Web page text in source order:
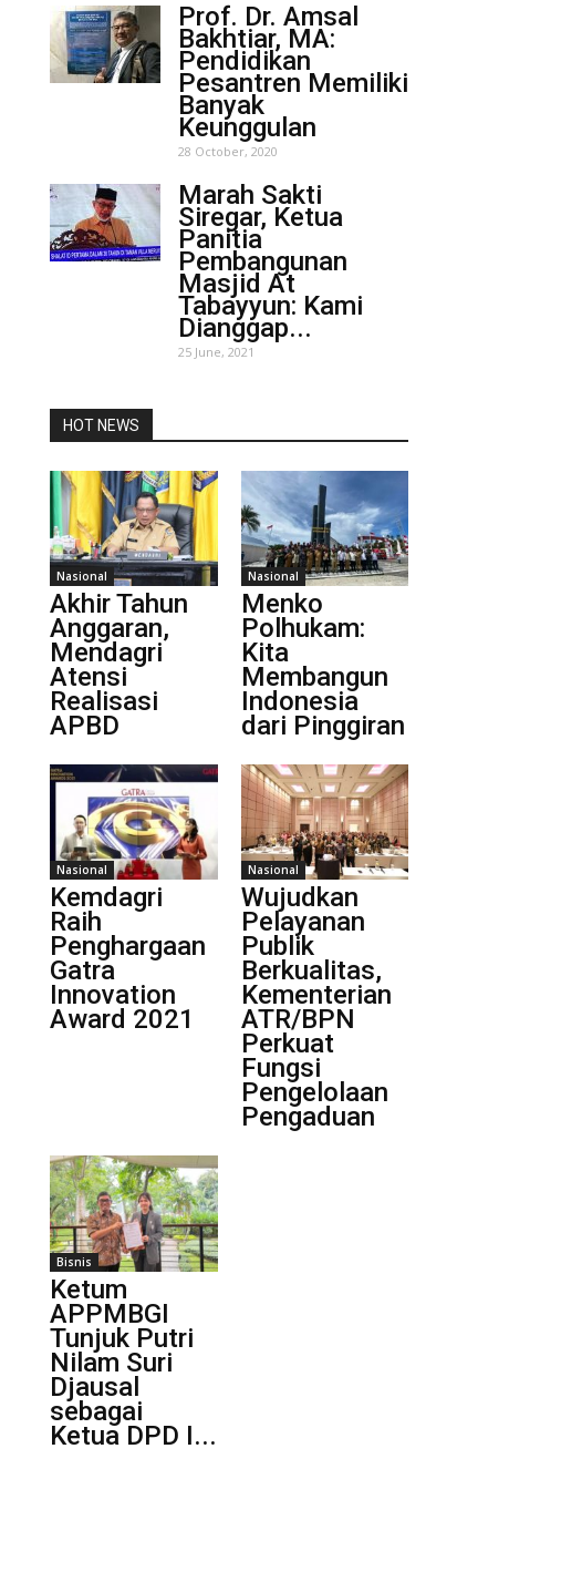
Prof. Dr. Amsal
Bakhtiar, MA:
Pendidikan
Pesantren Memiliki
Banyak
Keunggulan
28 October, 2020
Marah Sakti
Siregar, Ketua
Panitia
Pembangunan
Masjid At
Tabayyun: Kami
Dianggap...
25 June, 2021
HOT NEWS
Nasional
Akhir Tahun
Anggaran,
Mendagri
Atensi
Realisasi
APBD
Nasional
Menko
Polhukam:
Kita
Membangun
Indonesia
dari Pinggiran
Nasional
Kemdagri
Raih
Penghargaan
Gatra
Innovation
Award 2021
Nasional
Wujudkan
Pelayanan
Publik
Berkualitas,
Kementerian
ATR/BPN
Perkuat
Fungsi
Pengelolaan
Pengaduan
Bisnis
Ketum
APPMBGI
Tunjuk Putri
Nilam Suri
Djausal
sebagai
Ketua DPD I...